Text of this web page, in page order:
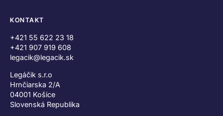
KONTAKT
+421 55 622 23 18
+421 907 919 608
legacik@legacik.sk
Legáčik s.r.o
Hrnčiarska 2/A
04001 Košice
Slovenská Republika